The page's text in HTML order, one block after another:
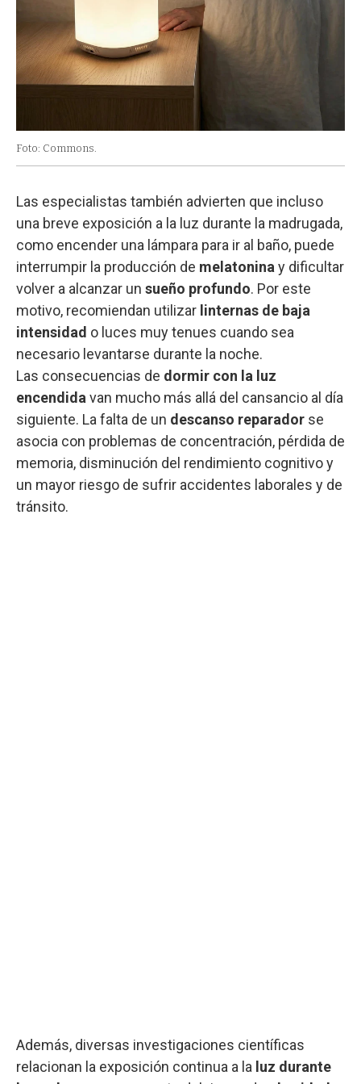
Foto: Commons.
Las especialistas también advierten que incluso
una breve exposición a la luz durante la madrugada,
como encender una lámpara para ir al baño, puede
interrumpir la producción de melatonina y dificultar
volver a alcanzar un sueño profundo. Por este
motivo, recomiendan utilizar linternas de baja
intensidad o luces muy tenues cuando sea
necesario levantarse durante la noche.
Las consecuencias de dormir con la luz
encendida van mucho más allá del cansancio al día
siguiente. La falta de un descanso reparador se
asocia con problemas de concentración, pérdida de
memoria, disminución del rendimiento cognitivo y
un mayor riesgo de sufrir accidentes laborales y de
tránsito.
Además, diversas investigaciones científicas
relacionan la exposición continua a la luz durante